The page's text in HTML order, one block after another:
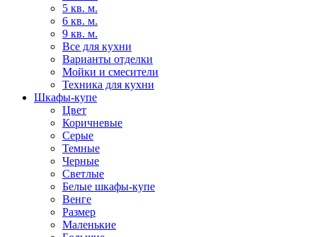
5 кв. м.
6 кв. м.
9 кв. м.
Все для кухни
Варианты отделки
Мойки и смесители
Техника для кухни
Шкафы-купе
Цвет
Коричневые
Серые
Темные
Черные
Светлые
Белые шкафы-купе
Венге
Размер
Маленькие